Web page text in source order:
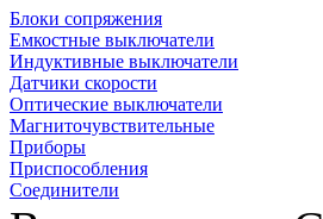
Блоки сопряжения
Емкостные выключатели
Индуктивные выключатели
Датчики скорости
Оптические выключатели
Магниточувствительные
Приборы
Приспособления
Соединители